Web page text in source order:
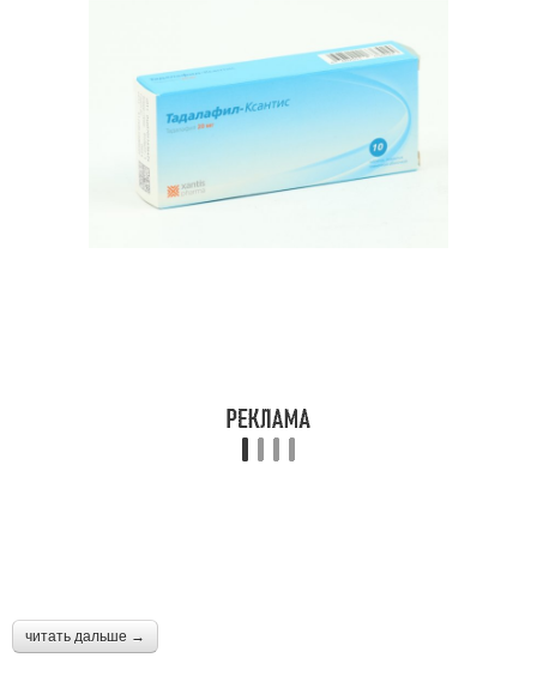
читать дальше →